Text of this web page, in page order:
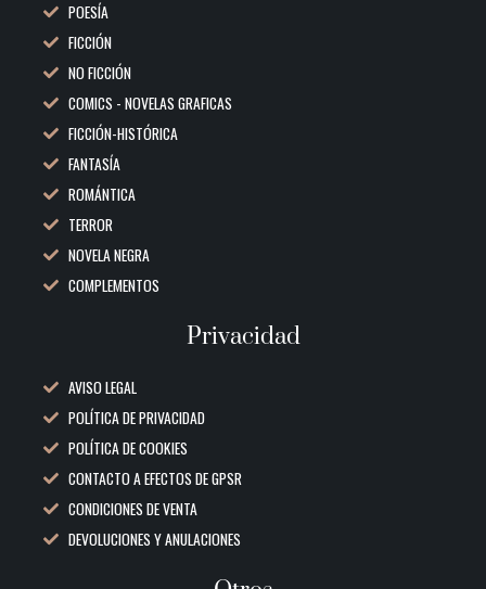
POESÍA
FICCIÓN
NO FICCIÓN
COMICS - NOVELAS GRAFICAS
FICCIÓN-HISTÓRICA
FANTASÍA
ROMÁNTICA
TERROR
NOVELA NEGRA
COMPLEMENTOS
Privacidad
AVISO LEGAL
POLÍTICA DE PRIVACIDAD
POLÍTICA DE COOKIES
CONTACTO A EFECTOS DE GPSR
CONDICIONES DE VENTA
DEVOLUCIONES Y ANULACIONES